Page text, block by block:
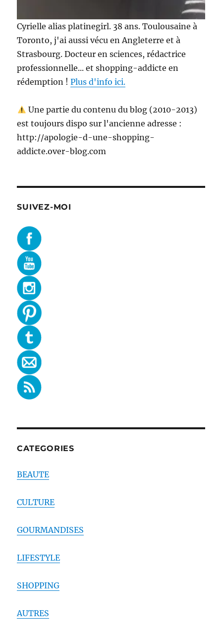
Cyrielle alias platinegirl. 38 ans. Toulousaine à
Toronto, j'ai aussi vécu en Angleterre et à
Strasbourg. Docteur en sciences, rédactrice
professionnelle... et shopping-addicte en
rédemption !Plus d'info ici.
Une partie du contenu du blog (2010-2013)
est toujours dispo sur l'ancienne adresse :
http://apologie-d-une-shopping-
addicte.over-blog.com
SUIVEZ-MOI
CATEGORIES
BEAUTE
CULTURE
GOURMANDISES
LIFESTYLE
SHOPPING
AUTRES